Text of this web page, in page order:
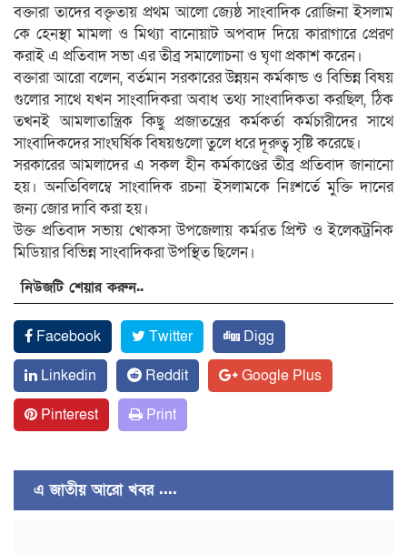
বক্তারা তাদের বক্তৃতায় প্রথম আলো জ্যেষ্ঠ সাংবাদিক রোজিনা ইসলাম
কে হেনস্থা মামলা ও মিথ্যা বানোয়াট অপবাদ দিয়ে কারাগারে প্রেরণ
করাই এ প্রতিবাদ সভা এর তীব্র সমালোচনা ও ঘৃণা প্রকাশ করেন।
বক্তারা আরো বলেন, বর্তমান সরকারের উন্নয়ন কর্মকান্ড ও বিভিন্ন বিষয়
গুলোর সাথে যখন সাংবাদিকরা অবাধ তথ্য সাংবাদিকতা করছিল, ঠিক
তখনই আমলাতান্ত্রিক কিছু প্রজাতন্ত্রের কর্মকর্তা কর্মচারীদের সাথে
সাংবাদিকদের সাংঘর্ষিক বিষয়গুলো তুলে ধরে দূরুত্ব সৃষ্টি করেছে।
সরকারের আমলাদের এ সকল হীন কর্মকাণ্ডের তীব্র প্রতিবাদ জানানো
হয়। অনতিবিলম্বে সাংবাদিক রচনা ইসলামকে নিঃশর্তে মুক্তি দানের
জন্য জোর দাবি করা হয়।
উক্ত প্রতিবাদ সভায় খোকসা উপজেলায় কর্মরত প্রিন্ট ও ইলেকট্রনিক
মিডিয়ার বিভিন্ন সাংবাদিকরা উপস্থিত ছিলেন।
নিউজটি শেয়ার করুন..
Facebook Twitter
Digg
Linkedin
Reddit
Google Plus
Pinterest
Print
এ জাতীয় আরো খবর ....